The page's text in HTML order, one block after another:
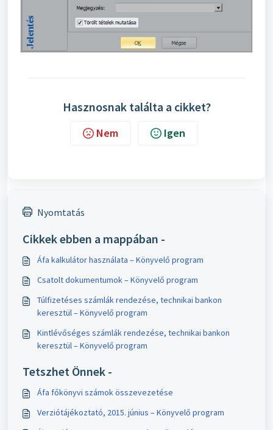
Hasznosnak találta a cikket?
Nem Igen
Nyomtatás
Cikkek ebben a mappában -
Áfa kalkulátor használata – Könyvelő program
Csatolt dokumentumok – Könyvelő program
Túlfizetéses számlák rendezése, technikai bankon
keresztül – Könyvelő program
Kintlévőséges számlák rendezése, technikai bankon
keresztül – Könyvelő program
Tetszhet Önnek -
Áfa főkönyvi számok összevezetése
Verziótájékoztató, 2015. június – Könyvelő program